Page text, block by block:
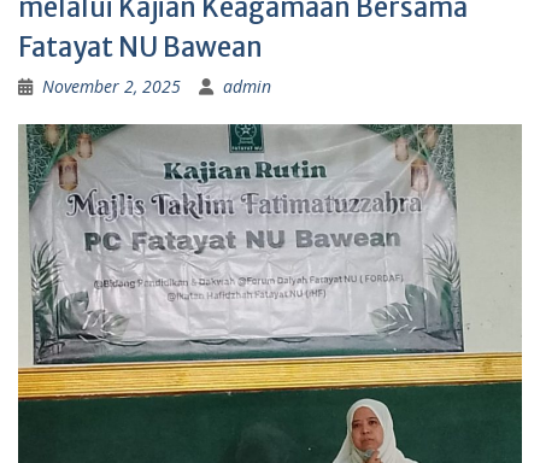
melalui Kajian Keagamaan Bersama
Fatayat NU Bawean
November 2, 2025 admin